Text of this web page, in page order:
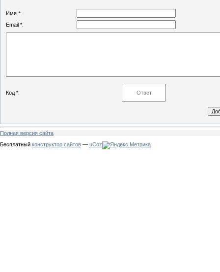
Имя *:
Email *:
Код *:
Полная версия сайта
Бесплатный конструктор сайтов — uCoz